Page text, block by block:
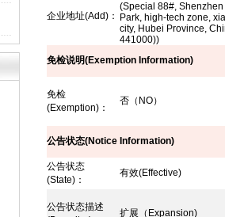
企业地址(Add) ：
(Special 88#, Shenzhen
Park, high-tech zone,
city, Hubei Province,
441000))
免检说明(Exemption Information)
免检
(Exemption) ：
否（ NO）
公告状态(Notice Information)
公告状态
(State) ：
有效(Effective)
公告状态描述
扩展（ Expansion)